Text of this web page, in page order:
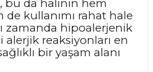
da halının hem
kullanımı rahat hale
zamanda hipoalerjenik
reaksiyonları en
bir yaşam alanı